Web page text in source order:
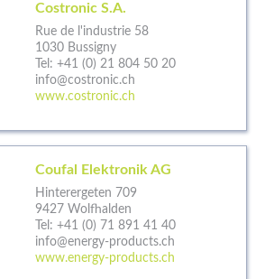
Costronic S.A.
Rue de l'industrie 58
1030 Bussigny
Tel: +41 (0) 21 804 50 20
info@costronic.ch
www.costronic.ch
Coufal Elektronik AG
Hinterergeten 709
9427 Wolfhalden
Tel: +41 (0) 71 891 41 40
info@energy-products.ch
www.energy-products.ch